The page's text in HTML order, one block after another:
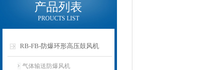
产品列表
PROUCTS LIST
RB-FB-防爆环形高压鼓风机
气体输送防爆风机